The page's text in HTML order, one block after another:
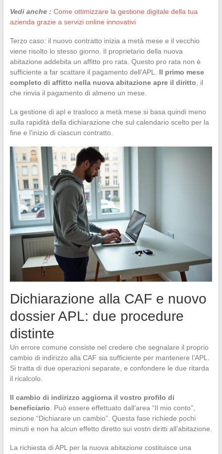
Vedi anche : Come ottimizzare la gestione digitale della tua
azienda grazie a servizi online innovativi
Terzo caso: il nuovo contratto inizia a metà mese e il vecchio
viene risolto lo stesso giorno. Il proprietario della nuova
abitazione addebita un affitto pro rata. Questo pro rata non è
sufficiente a far scattare il pagamento dell’APL. Il primo mese
completo di affitto nella nuova abitazione apre il diritto , il
che rinvia il pagamento di almeno un mese.
La gestione di apl e trasloco a metà mese si basa quindi meno
sulla rapidità della dichiarazione che sul calendario scelto per la
fine e l’inizio di ciascun contratto.
Dichiarazione alla CAF e nuovo
dossier APL: due procedure
distinte
Un errore comune consiste nel credere che segnalare il proprio
cambio di indirizzo alla CAF sia sufficiente per mantenere l’APL.
Si tratta di due operazioni separate, e confondere le due ritarda
il ricalcolo.
Il cambio di indirizzo aggiorna il vostro profilo di
beneficiario. Può essere effettuato dall’area “Il mio conto”,
sezione “Dichiarare un cambio”. Questa fase richiede pochi
minuti e non ha alcun effetto diretto sui vostri diritti all’abitazione.
La richiesta di APL per la nuova abitazione costituisce una